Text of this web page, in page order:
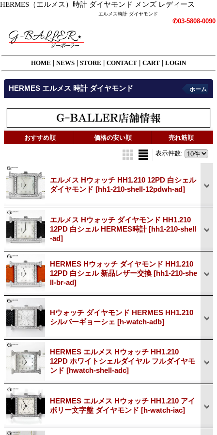
HERMES（エルメス）時計 ダイヤモンド メンズ レディース
エルメス時計 ダイヤモンド
✆03-5808-0090
HOME NEWS STORE CONTACT CART LOGIN
HERMES エルメス 時計 ダイヤモンド ホーム
おすすめ順 価格の安い順 売れ筋順
表示件数:
エルメス Hウォッチ HH1.210 12PD 白シェル
ダイヤモンド [hh1-210-shell-12pdwh-ad]
エルメス Hウォッチ ダイヤモンド HH1.210
12PD 白シェル HERMES時計[hh1-210-shell
-ad]
HERMES Hウォッチ ダイヤモンド HH1.210
12PD 白シェル 新品レザー交換 [hh1-210-she
ll-br-ad]
Hウォッチ ダイヤモンド HERMES HH1.210
シルバーギョーシェ [h-watch-adb]
HERMES エルメス Hウォッチ HH1.210
12PD ホワイトシェルダイヤル フルダイヤモ
ンド [hwatch-shell-adc]
HERMES エルメス Hウォッチ HH1.210 アイ
ボリー文字盤 ダイヤモンド [h-watch-iac]